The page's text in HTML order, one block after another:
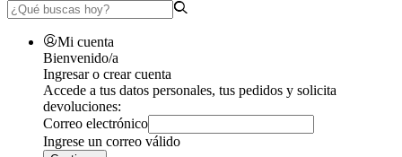
Mi cuenta
Bienvenido/a
Ingresar o crear cuenta
Accede a tus datos personales, tus pedidos y solicita
devoluciones:
Correo electrónico
Ingrese un correo válido